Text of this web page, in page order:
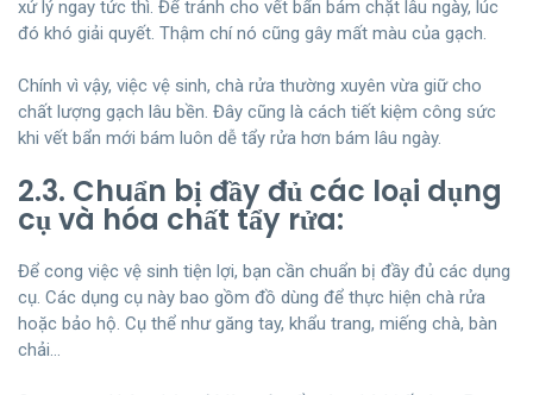
xử lý ngay tức thì. Để tránh cho vết bẩn bám chặt lâu ngày, lúc
đó khó giải quyết. Thậm chí nó cũng gây mất màu của gạch.
Chính vì vậy, việc vệ sinh, chà rửa thường xuyên vừa giữ cho
chất lượng gạch lâu bền. Đây cũng là cách tiết kiệm công sức
khi vết bẩn mới bám luôn dễ tẩy rửa hơn bám lâu ngày.
2.3. Chuẩn bị đầy đủ các loại dụng
cụ và hóa chất tẩy rửa:
Để cong việc vệ sinh tiện lợi, bạn cần chuẩn bị đầy đủ các dụng
cụ. Các dụng cụ này bao gồm đồ dùng để thực hiện chà rửa
hoặc bảo hộ. Cụ thể như găng tay, khẩu trang, miếng chà, bàn
chải…